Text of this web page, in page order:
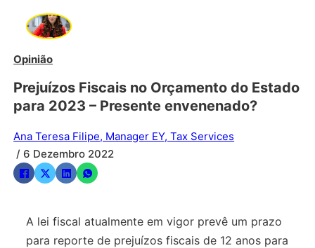
Opinião
Prejuízos Fiscais no Orçamento do Estado
para 2023 – Presente envenenado?
Ana Teresa Filipe, Manager EY, Tax Services
/ 6 Dezembro 2022
A lei fiscal atualmente em vigor prevê um prazo
para reporte de prejuízos fiscais de 12 anos para